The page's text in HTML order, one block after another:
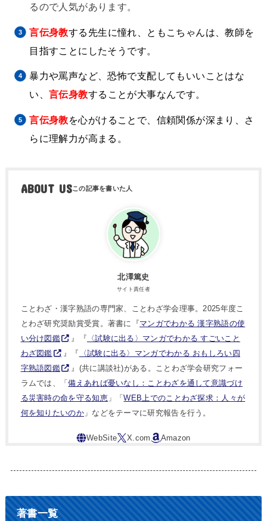
るので人気があります。
言伝身教する先生に憧れ、ともこちゃんは、教師を
目指すことにしたそうです。
暴力や罵声など、恐怖で支配してもいいことはな
い、言伝身教することが大事なんです。
言伝身教を心がけることで、信頼関係が深まり、さ
らに理解力が高まる。
ABOUT US
北澤篤史
サイト責任者
ことわざ・漢字熟語の専門家、ことわざ学会理事。2025年度こ
とわざ研究奨励賞受賞。著書に『マンガでわかる 漢字熟語の使
い分け図鑑
』『 〈試験に出る〉マンガでわかる すごいこと
わざ図鑑
』『
〈試験に出る〉マンガでわかる おもしろい四
字熟語図鑑
』(共に講談社)がある。ことわざ学会研究フォー
ラムでは、「備えあれば憂いなし：ことわざを通して意識づけ
る災害時の命を守る知恵」「WEB上でのことわざ探求：人々が
何を知りたいのか」などをテーマに研究報告を行う。
著書一覧